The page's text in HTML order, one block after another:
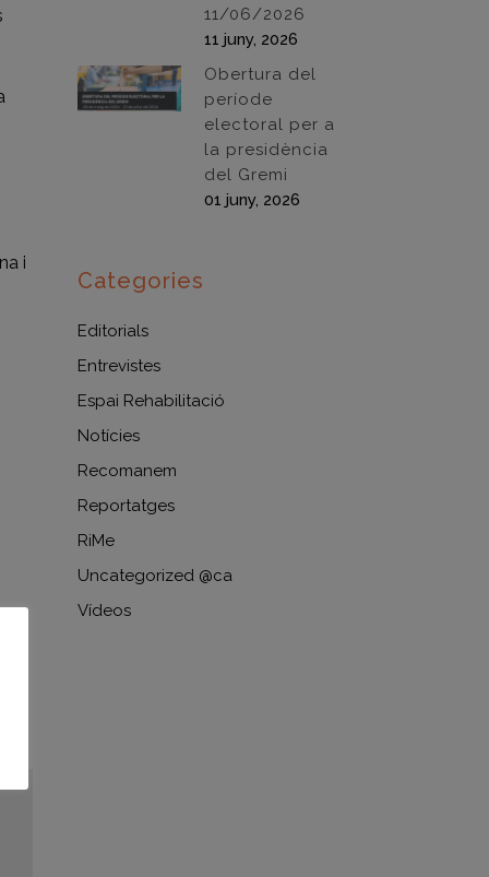
i
11/06/2026
11 juny, 2026
Obertura del
període
electoral per a
la presidència
del Gremi
01 juny, 2026
Categories
Editorials
Entrevistes
Espai Rehabilitació
Notícies
Recomanem
Reportatges
RiMe
Uncategorized @ca
Vídeos